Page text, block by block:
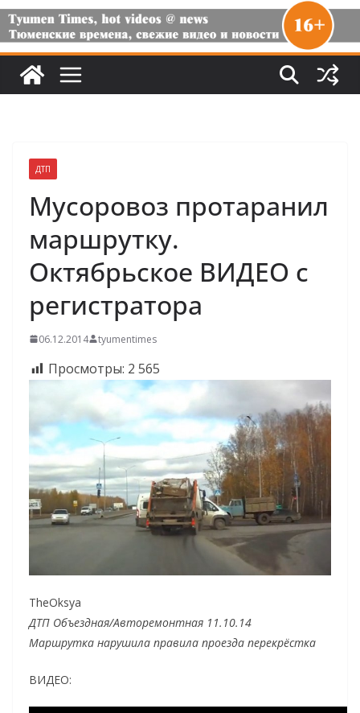
ДТП
Мусоровоз протаранил
маршрутку.
Октябрьское ВИДЕО с
регистратора
06.12.2014 tyumentimes
Просмотры: 2 565
TheOksya
ДТП Объездная/Авторемонтная 11.10.14
Маршрутка нарушила правила проезда перекрёстка
ВИДЕО: